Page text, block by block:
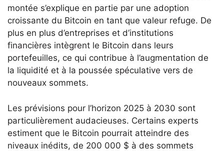
montée s’explique en partie par une adoption
croissante du Bitcoin en tant que valeur refuge. De
plus en plus d’entreprises et d’institutions
financières intègrent le Bitcoin dans leurs
portefeuilles, ce qui contribue à l’augmentation de
la liquidité et à la poussée spéculative vers de
nouveaux sommets.
Les prévisions pour l’horizon 2025 à 2030 sont
particulièrement audacieuses. Certains experts
estiment que le Bitcoin pourrait atteindre des
niveaux inédits, de 200 000 $ à des sommets